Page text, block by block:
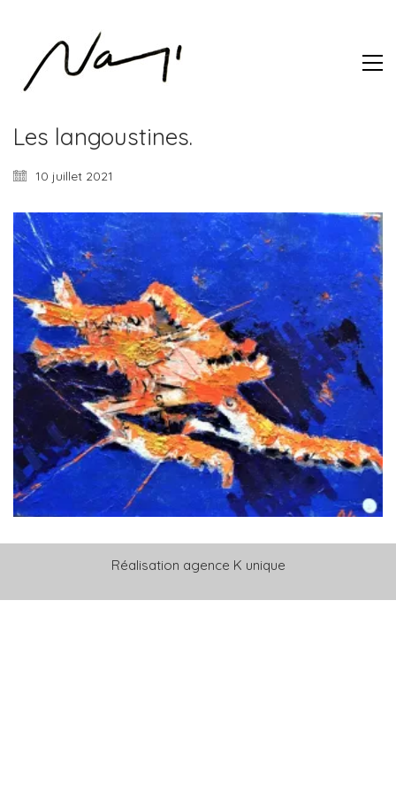
Les langoustines.
10 juillet 2021
Réalisation agence K unique